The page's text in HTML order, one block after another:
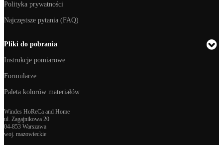
Polityka prywatności
Najczęstsze pytania (FAQ)
Pliki do pobrania
Instrukcje pomiarowe
Formularze
Paleta kolorów materiałów
Windes HoReCa and Home
ul. Zagajnikowa 20
04-853 Warszawa
woj. mazowieckie